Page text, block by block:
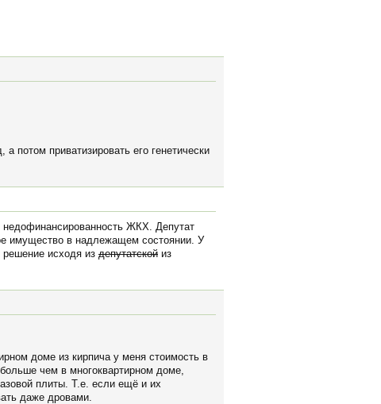
потом приватизировать его генетически
недофинансированность ЖКХ. Депутат
имущество в надлежащем состоянии. У
решение исходя из депутатской из
доме из кирпича у меня стоимость в
чем в многоквартирном доме,
плиты. Т.е. если ещё и их
даже дровами.